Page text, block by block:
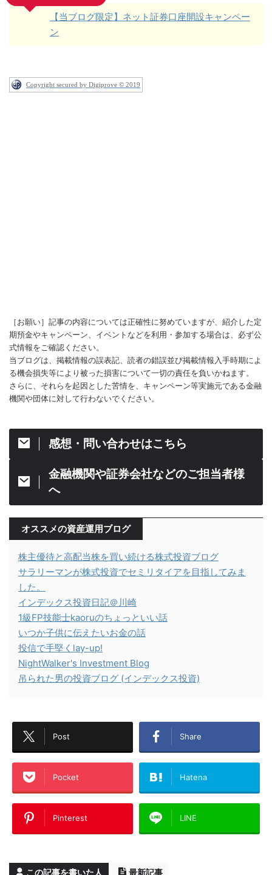
【当ブログ限定】ネット証券口座開設キャンペー
ン
Copyright secured by Digiprove © 2019
［お願い］記事の内容については正確性に努めていますが、紹介した定
期預金やキャンペーン、イベントなどを利用・参加する場合は、必ず公
式情報をご確認ください。
当ブログは、掲載情報の誤表記、読者の錯誤並び掲載情報入手時期によ
る機会損失等により被った損害について一切の責任を負いかねます。
さらに、それらを起因とした苦情を、キャンペーン等実施元である金融
機関や団体に対して行わないでください。
感想・問い合わせはこちら
金融機関や証券会社などのご担当者様
へ
オススメの資産運用ブログ
株主優待と高配当株を買い続ける株式投資ブログ
サラリーマンが株式投資でセミリタイアを目指してみま
した。
インデックス投資日記＠川崎
1級FP技能士kaoruのちょっといい話
いつか子供に伝えたいお金の話
投信で手堅くlay-up!
NightWalker's Investment Blog
吊られた男の投資ブログ (インデックス投資)
Post Share
Pocket Hatena
Pinterest LINE
この記事を書いた人 最新記事